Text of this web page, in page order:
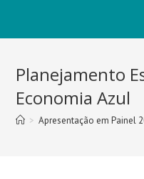
Planejamento
Economia Azul
> Apresentação em Painel